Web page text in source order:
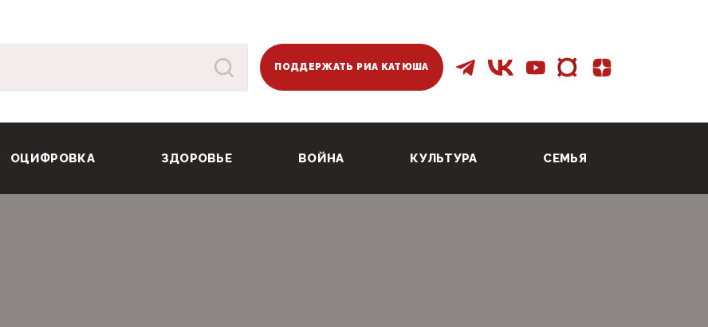
ПОДДЕРЖАТЬ РИА КАТЮША
ОЦИФРОВКА ЗДОРОВЬЕ ВОЙНА КУЛЬТУРА СЕМЬЯ